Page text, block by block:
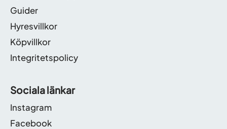
Guider
Hyresvillkor
Köpvillkor
Integritetspolicy
Sociala länkar
Instagram
Facebook